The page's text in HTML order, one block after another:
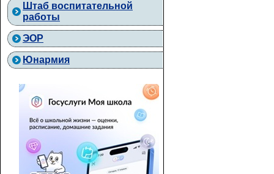
Штаб воспитательной
работы
ЭОР
Юнармия